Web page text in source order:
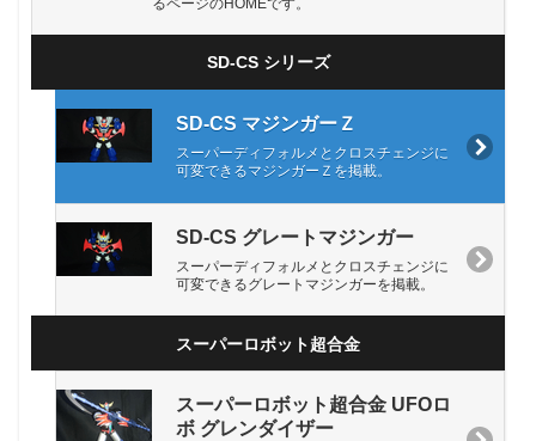
SD-CS シリーズ
SD-CS マジンガーＺ
スーパーディフォルメとクロスチェンジに
可変できるマジンガーＺを掲載。
SD-CS グレートマジンガー
スーパーディフォルメとクロスチェンジに
可変できるグレートマジンガーを掲載。
スーパーロボット超合金
スーパーロボット超合金 UFOロ
ボ グレンダイザー